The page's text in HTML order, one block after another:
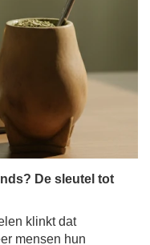
De sleutel tot
mensen hun
met yerba
stimuleert zonder
drankje aan